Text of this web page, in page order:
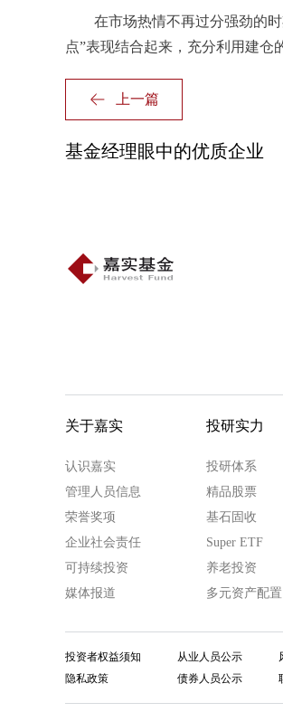
在市场热情不再过分强劲的时
点”表现结合起来，充分利用建仓
上一篇
基金经理眼中的优质企业
关于嘉实
认识嘉实
管理人员信息
荣誉奖项
企业社会责任
可持续投资
媒体报道
投研实力
投研体系
精品股票
基石固收
Super ETF
养老投资
多元资产配置
投资者权益须知
隐私政策
从业人员公示
债券人员公示